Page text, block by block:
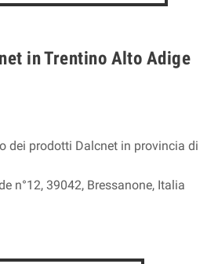
in Trentino Alto Adige
dei prodotti Dalcnet in provincia di
n°12, 39042, Bressanone, Italia